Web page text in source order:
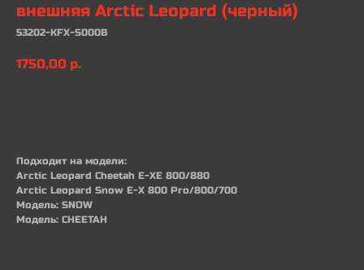
внешняя Arctic Leopard (черный)
53202-KFX-S000B
1750,00 р.
Подходит на модели:
Arctic Leopard Cheetah E-XE 800/880
Arctic Leopard Snow E-X 800 Pro/800/700
Модель: SNOW
Модель: CHEETAH